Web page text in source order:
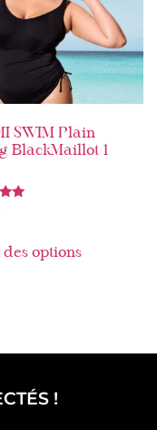
SWIM Plain
BlackMaillot 1
des options
!